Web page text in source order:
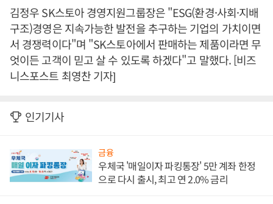
김정우 SK스토아 경영지원그룹장은 "ESG(환경·사회·지배
구조)경영은 지속가능한 발전을 추구하는 기업의 가치이면
서 경쟁력이다"며 "SK스토아에서 판매하는 제품이라면 무
엇이든 고객이 믿고 살 수 있도록 하겠다"고 말했다. [비즈
니스포스트 최영찬 기자]
인기기사
금융
우체국 '매일이자 파킹통장' 5만 계좌 한정
으로 다시 출시, 최고 연 2.0% 금리